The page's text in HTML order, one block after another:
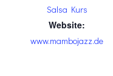
Salsa Kurs
Website:
www.mambojazz.de